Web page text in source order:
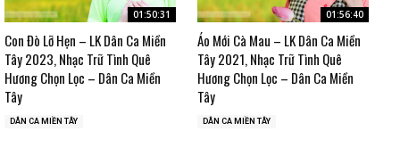
01:50:31
Con Đò Lỡ Hẹn – LK Dân Ca Miền
Tây 2023, Nhạc Trữ Tình Quê
Hương Chọn Lọc – Dân Ca Miền
Tây
DÂN CA MIỀN TÂY
01:56:40
Áo Mới Cà Mau – LK Dân Ca Miền
Tây 2021, Nhạc Trữ Tình Quê
Hương Chọn Lọc – Dân Ca Miền
Tây
DÂN CA MIỀN TÂY